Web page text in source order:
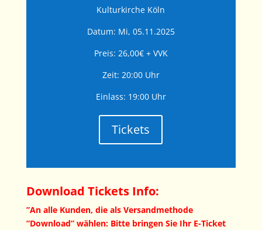
Kulturkirche Köln
Datum: Mi, 05.11.2025
Preis: 26,00€ + VVK
Zeit: 20:00 Uhr
Einlass: 19:00 Uhr
Tickets
Download Tickets Info:
”An alle Kunden, die als Versandmethode
”Download” wählen: Bitte bringen Sie Ihr E-Ticket